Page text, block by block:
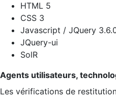
HTML 5
CSS 3
Javascript / JQuery
JQuery-ui
SolR
Agents utilisateurs,
Les vérifications de